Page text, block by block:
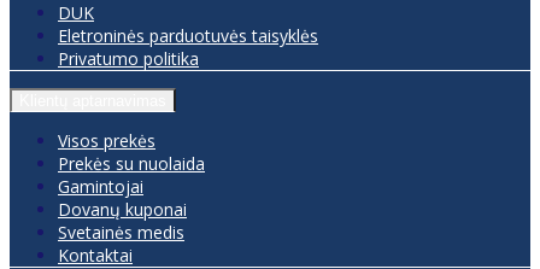
DUK
Eletroninės parduotuvės taisyklės
Privatumo politika
Visos prekės
Prekės su nuolaida
Gamintojai
Dovanų kuponai
Svetainės medis
Kontaktai